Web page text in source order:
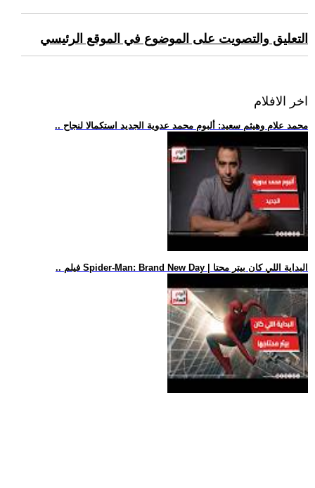
التعليق والتصويت على الموضوع في الموقع الرئيسي
اخر الافلام
.. محمد علام وهيثم سعيد: ألبوم محمد عدوية الجديد استكمالا لنجاح
.. فيلم Spider-Man: Brand New Day | البداية اللي كان بيتر محتا